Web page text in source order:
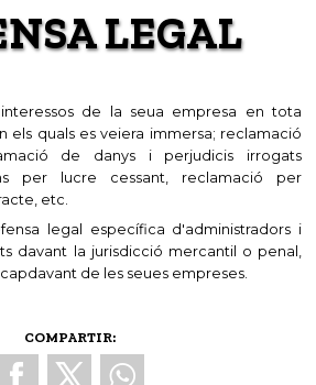
LEGAL
de la seua empresa en tota
els quals es veiera immersa; reclamació
de danys i perjudicis irrogats
per lucre cessant, reclamació per
etc.
legal específica d'administradors i
davant la jurisdicció mercantil o penal,
de les seues empreses.
COMPARTIR: